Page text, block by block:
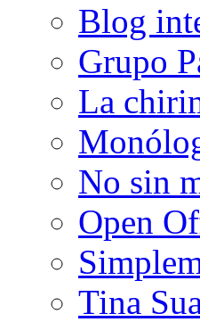
Blog
Grupo
La
No sin
Open
Tina